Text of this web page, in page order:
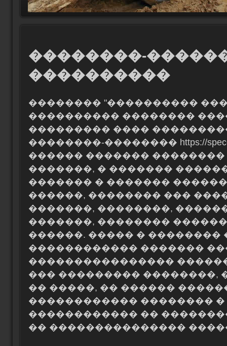
��������-
����������
�������� "����������
���������� ��������
��������� ����
��������-�������� https://
������ �������
�������, � �������
������� � �������
������, �������� ���
�������, ��������,
�������, ��������
������. ����� � ��������
������������ �������
����������������
��� ��������� ��������,
�� �����, �� ������
������������ �������� �
������������ ��
�� ���������������